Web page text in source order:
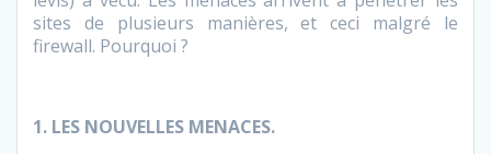
sites de plusieurs manières, et ceci malgré le
firewall. Pourquoi ?
1. LES NOUVELLES MENACES.